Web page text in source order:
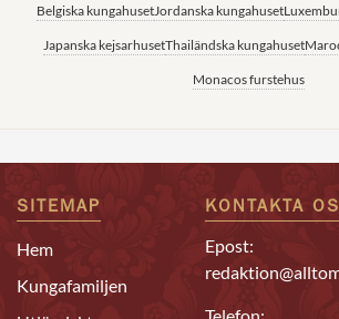
Belgiska kungahusetJordanska kungahuset
Japanska kejsarhusetThailändska kungahuset
Monacos furstehus
SITEMAP
Hem
Kungafamiljen
KONTAKTA
Epost: